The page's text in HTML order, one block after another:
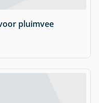
pluimvee